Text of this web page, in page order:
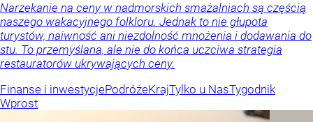
Narzekanie na ceny w nadmorskich smażalniach są częścią
naszego wakacyjnego folkloru. Jednak to nie głupota
turystów, naiwność ani niezdolność mnożenia i dodawania do
stu. To przemyślana, ale nie do końca uczciwa strategia
restauratorów ukrywających ceny.
Finanse i inwestycjePodróżeKrajTylko u NasTygodnik
Wprost